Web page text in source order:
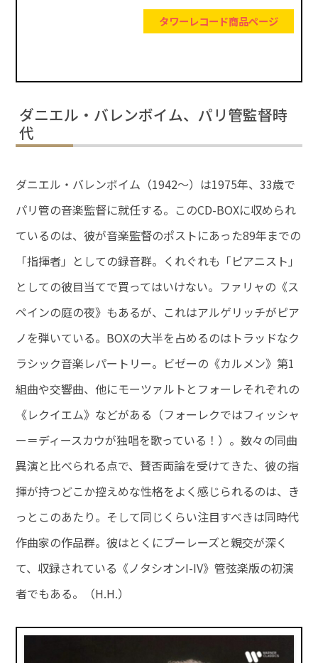
タワーレコード商品ページ
ダニエル・バレンボイム、パリ管監督時
代
ダニエル・バレンボイム（1942～）は1975年、33歳で
パリ管の音楽監督に就任する。このCD-BOXに収められ
ているのは、彼が音楽監督のポストにあった89年までの
「指揮者」としての録音群。くれぐれも「ピアニスト」
としての彼目当てで買ってはいけない。ファリャの《ス
ペインの庭の夜》もあるが、これはアルゲリッチがピア
ノを弾いている。BOXの大半を占めるのはトラッドなク
ラシック音楽レパートリー。ビゼーの《カルメン》第1
組曲や交響曲、他にモーツァルトとフォーレそれぞれの
《レクイエム》などがある（フォーレクではフィッシャ
ー＝ディースカウが独唱を歌っている！）。数々の同曲
異演と比べられる点で、賛否両論を受けてきた、彼の指
揮が持つどこか控えめな性格をよく感じられるのは、き
っとこのあたり。そして同じくらい注目すべきは同時代
作曲家の作品群。彼はとくにブーレーズと親交が深く
て、収録されている《ノタシオンI-IV》管弦楽版の初演
者でもある。（H.H.）